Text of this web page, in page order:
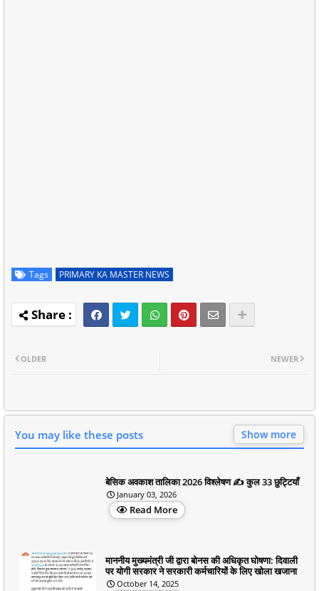
Tags PRIMARY KA MASTER NEWS
NEWER
OLDER
You may like these posts Show more
बेसिक अवकाश तालिका 2026 विश्लेषण ✍️ कुल 33 छुट्टियाँ
January 03, 2026
Read More
माननीय मुख्यमंत्री जी द्वारा बोनस की अधिकृत घोषणा: दिवाली
पर योगी सरकार ने सरकारी कर्मचारियों के लिए खोला खजाना
October 14, 2025